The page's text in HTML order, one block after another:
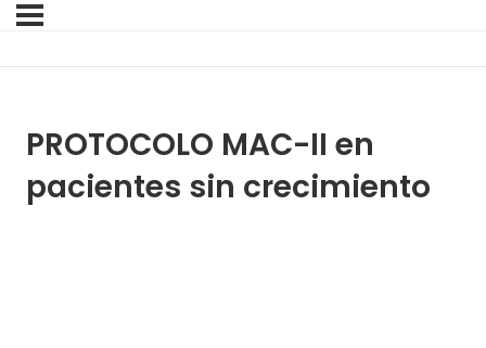
PROTOCOLO MAC-II en
pacientes sin crecimiento